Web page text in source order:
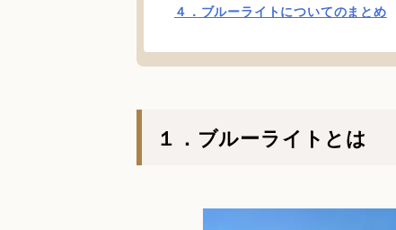
４．ブルーライトについてのまとめ
１．ブルーライトとは